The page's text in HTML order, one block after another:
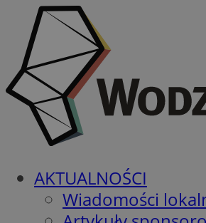
AKTUALNOŚCI
Wiadomości